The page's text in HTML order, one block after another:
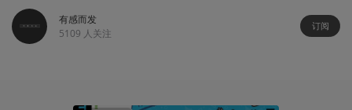
有感而发
5109 人关注
订阅